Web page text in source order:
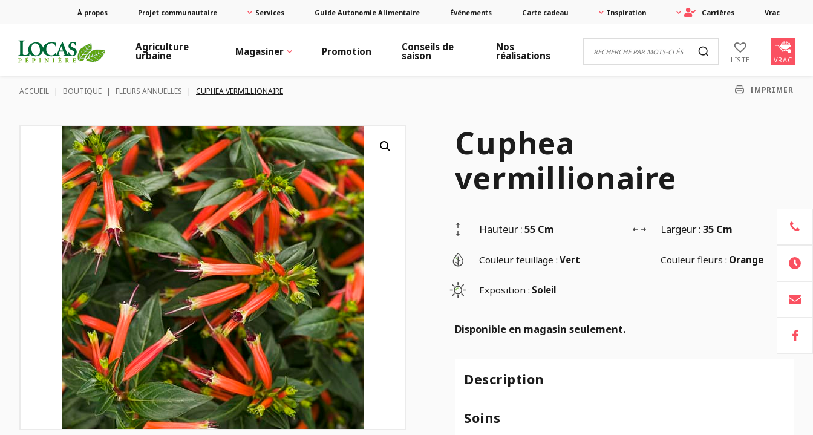
À propos Projet communautaire Services Guide Autonomie Alimentaire Événements Carte cadeau Inspiration Carrières Vrac
Agriculture
urbaine Magasiner Promotion Conseils de
saison
Nos
réalisations LISTE VRAC
ACCUEIL | BOUTIQUE | FLEURS ANNUELLES | CUPHEA VERMILLIONAIRE IMPRIMER
Cuphea
vermillionaire
Hauteur :55 Cm Largeur :35 Cm
Couleur feuillage : Vert Couleur fleurs : Orange
Exposition : Soleil
Disponible en magasin seulement.
Description
Soins